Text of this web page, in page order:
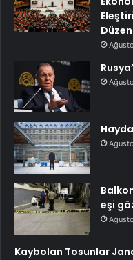
eşi
Kaybolan Tosunlar